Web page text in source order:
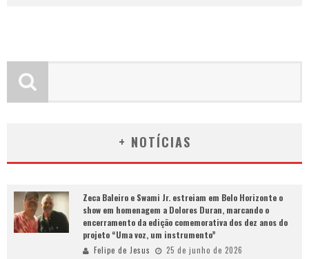
+ NOTÍCIAS
Zeca Baleiro e Swami Jr. estreiam em Belo Horizonte o
show em homenagem a Dolores Duran, marcando o
encerramento da edição comemorativa dos dez anos do
projeto “Uma voz, um instrumento”
Felipe de Jesus 25 de junho de 2026